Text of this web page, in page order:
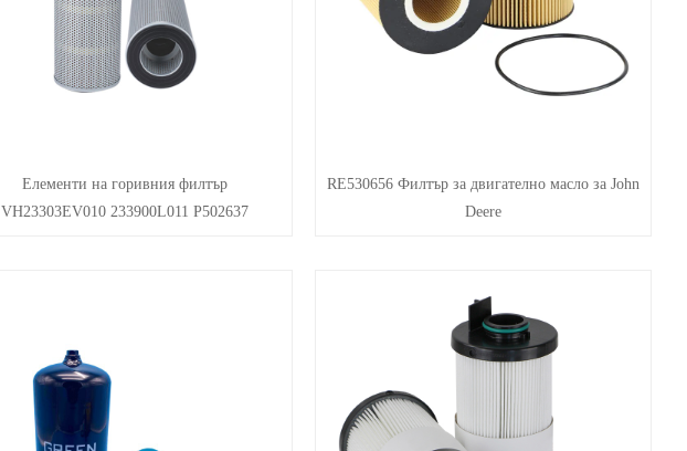
Елементи на горивния филтър
VH23303EV010 233900L011 P502637
RE530656 Филтър за двигателно масло за John
Deere